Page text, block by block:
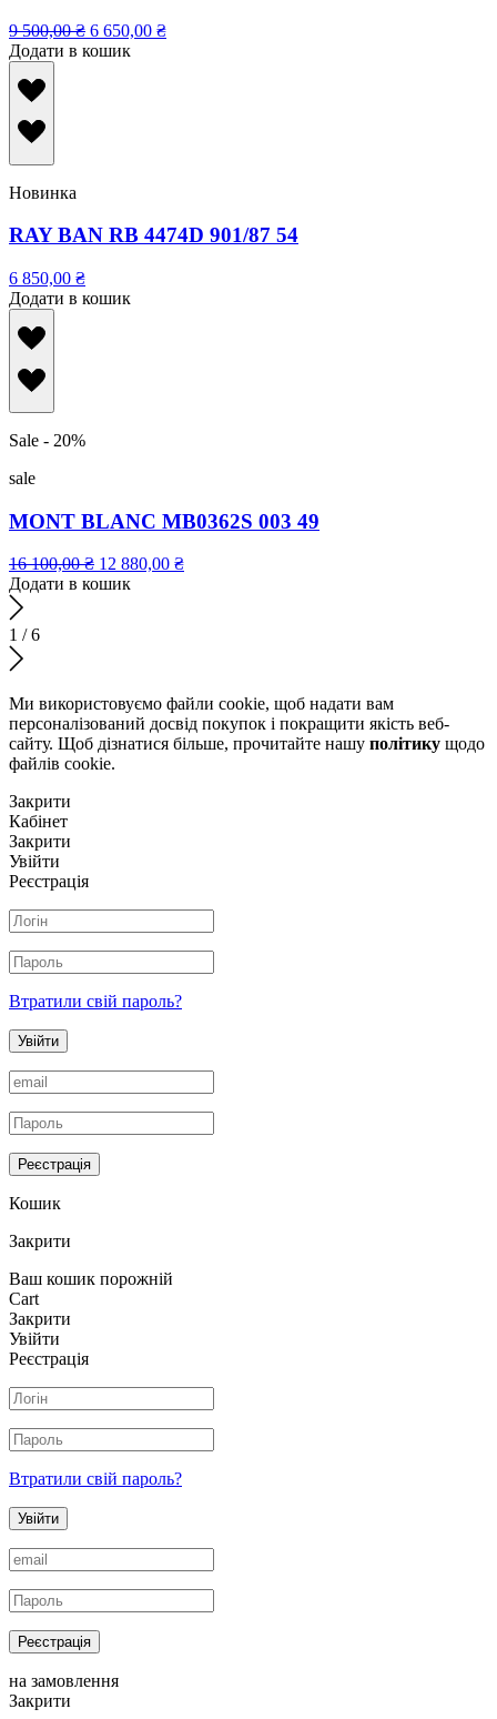
9 500,00₴ 6 650,00 ₴
Додати в кошик
Новинка
RAY BAN RB 4474D 901/87 54
6 850,00 ₴
Додати в кошик
Sale - 20%
sale
MONT BLANC MB0362S 003 49
16 100,00₴ 12 880,00 ₴
Додати в кошик
1 /6
Ми використовуємо файли cookie, щоб надати вам
персоналізований досвід покупок і покращити якість веб-
сайту. Щоб дізнатися більше, прочитайте нашу політику щодо
файлів сookie.
Закрити
Кабінет
Закрити
Увійти
Реєстрація
Втратили свій пароль?
Увійти
Реєстрація
Кошик
Закрити
Ваш кошик порожній
Cart
Закрити
Увійти
Реєстрація
Втратили свій пароль?
Увійти
Реєстрація
на замовлення
Закрити